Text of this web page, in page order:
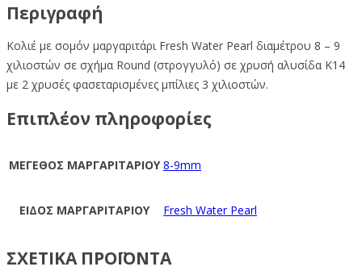
Περιγραφή
Κολιέ με σομόν μαργαριτάρι Fresh Water Pearl διαμέτρου 8 – 9
χιλιοστών σε σχήμα Round (στρογγυλό) σε χρυσή αλυσίδα K14
με 2 χρυσές φασεταρισμένες μπίλιες 3 χιλιοστών.
Επιπλέον πληροφορίες
ΜΕΓΕΘΟΣ ΜΑΡΓΑΡΙΤΑΡΙΟΥ 8-9mm
ΕΙΔΟΣ ΜΑΡΓΑΡΙΤΑΡΙΟΥ Fresh Water Pearl
ΣΧΕΤΙΚΑ ΠΡΟΪΟΝΤΑ